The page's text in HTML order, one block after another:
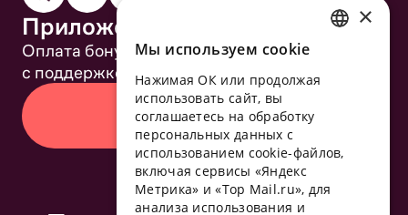
Приложение Flowwow
Оплата бонусами, самовывоз, удобный чат
с поддержкой
Скачать приложение
ENGLISH
UKRAINIAN
PORTUGUESE
×
Мы используем сookie
Нажимая ОК или продолжая
использовать сайт, вы
соглашаетесь на обработку
персональных данных с
использованием cookie-файлов,
включая сервисы «Яндекс
Метрика» и «Top Mail.ru», для
анализа использования и